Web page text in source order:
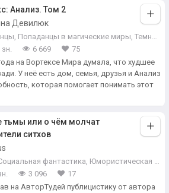
Анализ. Том 2
Девилюк
, Попаданцы в магические миры, Темное фэнтези
зн.
6 669
75
на Вортексе Мира думала, что худшее
У неё есть дом, семья, друзья и Анализ
которая помогает понимать этот
тьмы или о чём молчат
ситхов
фантастика, Юмористическая фантастика
3 096
17
на АвторТудей публицистику от автора